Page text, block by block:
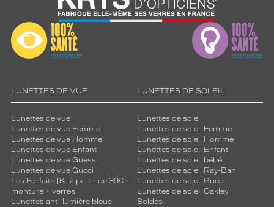
LUNETTES DE VUE
Lunettes de vue
Lunettes de vue Femme
Lunettes de vue Homme
Lunettes de vue Enfant
Lunettes de vue Guess
Lunettes de vue Gucci
Les Forfaits [K] à partir de 39€ -
monture + verres
Lunettes anti-lumière bleue
LUNETTES DE SOLEIL
Lunettes de soleil
Lunettes de soleil Femme
Lunettes de soleil Homme
Lunettes de soleil Enfant
Lunettes de soleil bébé
Lunettes de soleil Ray-Ban
Lunettes de soleil Gucci
Lunettes de soleil Oakley
Soldes